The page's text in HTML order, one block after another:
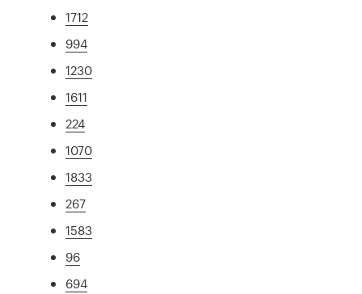
1712
994
1230
1611
224
1070
1833
267
1583
96
694